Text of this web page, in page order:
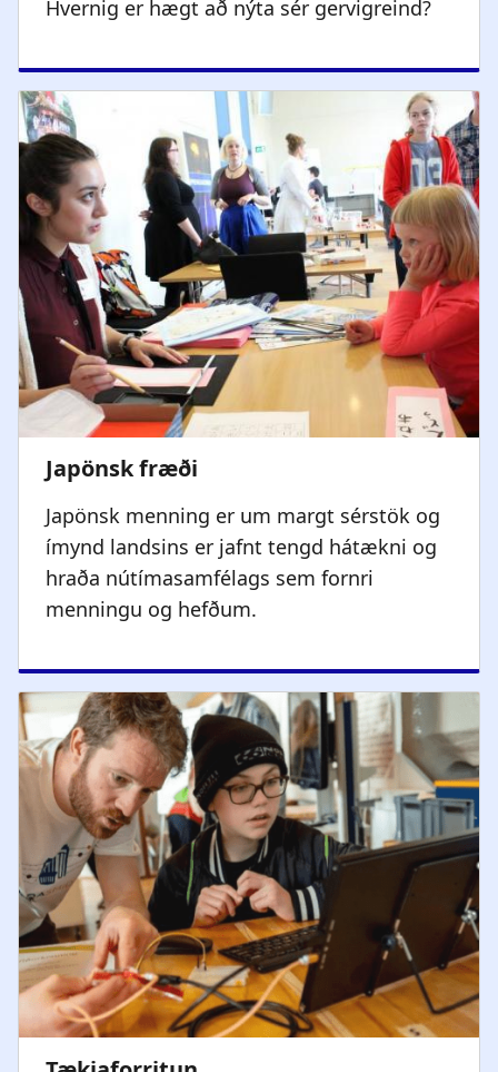
Hvernig er hægt að nýta sér gervigreind? ​
Japönsk menning er um margt sérstök og
ímynd landsins er jafnt tengd hátækni og
hraða nútímasamfélags sem fornri
menningu og hefðum.